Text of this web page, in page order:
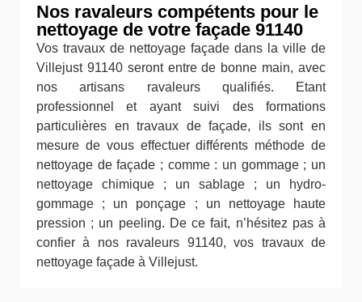
Nos ravaleurs compétents pour le
nettoyage de votre façade 91140
Vos travaux de nettoyage façade dans la ville de
Villejust 91140 seront entre de bonne main, avec
nos artisans ravaleurs qualifiés. Etant
professionnel et ayant suivi des formations
particulières en travaux de façade, ils sont en
mesure de vous effectuer différents méthode de
nettoyage de façade ; comme : un gommage ; un
nettoyage chimique ; un sablage ; un hydro-
gommage ; un ponçage ; un nettoyage haute
pression ; un peeling. De ce fait, n’hésitez pas à
confier à nos ravaleurs 91140, vos travaux de
nettoyage façade à Villejust.